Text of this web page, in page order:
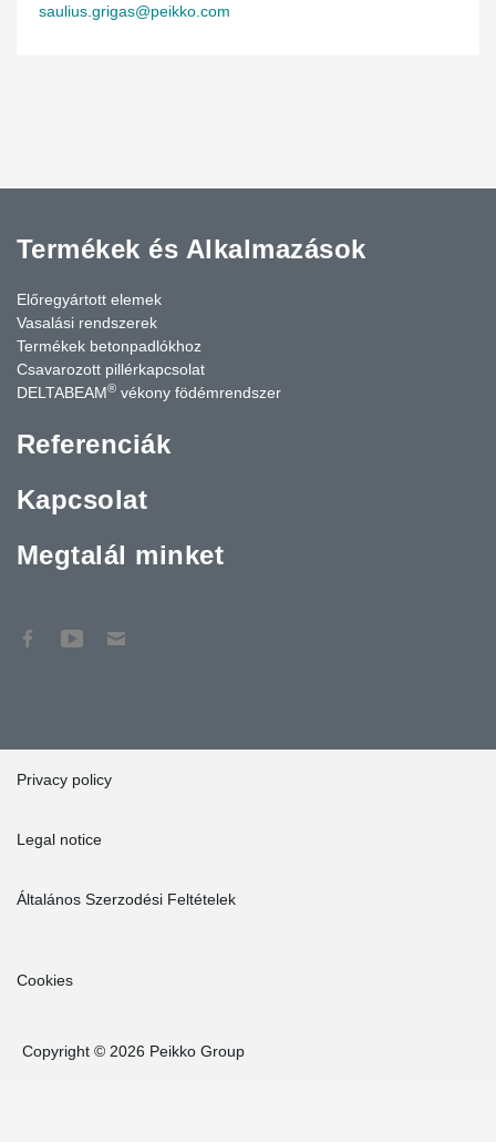
saulius.grigas@peikko.com
Termékek és Alkalmazások
Előregyártott elemek
Vasalási rendszerek
Termékek betonpadlókhoz
Csavarozott pillérkapcsolat
DELTABEAM® vékony födémrendszer
Referenciák
Kapcsolat
Megtalál minket
Privacy policy
Legal notice
Általános Szerzodési Feltételek
Cookies
Copyright © 2026 Peikko Group